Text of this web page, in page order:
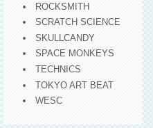
ROCKSMITH
SCRATCH SCIENCE
SKULLCANDY
SPACE MONKEYS
TECHNICS
TOKYO ART BEAT
WESC